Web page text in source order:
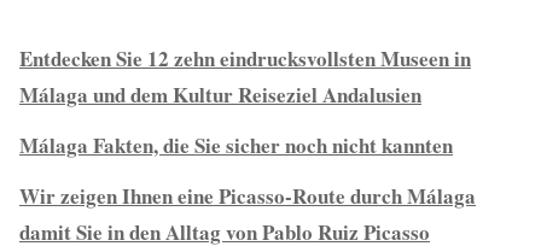
Entdecken Sie 12 zehn eindrucksvollsten Museen in
Málaga und dem Kultur Reiseziel Andalusien
Málaga Fakten, die Sie sicher noch nicht kannten
Wir zeigen Ihnen eine Picasso-Route durch Málaga
damit Sie in den Alltag von Pablo Ruiz Picasso